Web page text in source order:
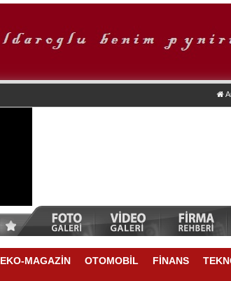
EKO-MAGAZİN OTOMOBİL FİNANS